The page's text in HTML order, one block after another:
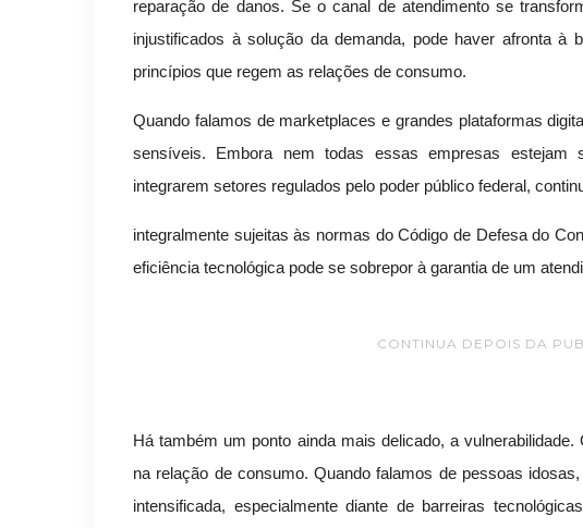
reparação de danos. Se o canal de atendimento se
injustificados à solução da demanda, pode haver afronta à
princípios que regem as relações de consumo.
Quando falamos de marketplaces e grandes plataformas
sensíveis. Embora nem todas essas empresas
integrarem setores regulados pelo poder público federal,
integralmente sujeitas às normas do Código de Defesa do
eficiência tecnológica pode se sobrepor à garantia de um
CONTINUA DEPOIS DA
Há também um ponto ainda mais delicado, a
na relação de consumo. Quando falamos de pessoas
intensificada, especialmente diante de barreiras